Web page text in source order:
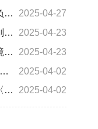
财政部、中国证监会有关部门负责人 就修订印发《会计师事务所从事证券服务业务备案管理办法》答记者问
2025-04-27
财政部会计司发布固定资产准则等实施问答和应用案例
2025-04-23
关于《国家税务总局关于推广境外旅客购物离境退税“即买即退”服务措施的公告》的解读
2025-04-23
关总署 国家市场监督管理总局关于应征国内环节税货物出口优化服务 规范管理有关事项的公告》的解读
2025-04-02
关于《国家税务总局关于发布〈成品油涉税产品检测管理暂行办法〉的公告》的解读
2025-04-02